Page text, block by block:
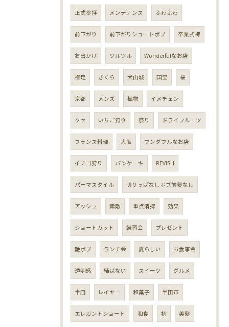
正式参拝 メンテナンス ふわふわ
前下がり 前下がりショートボブ 卒業式袴
お出かけ ツルツル Wonderfulなお店
襟足 さくら 犬山城 国宝 桜
京都 メンズ 植物 イメチェン
クセ いちご狩り 祭り ドライフルーツ
フランス料理 大阪 ワンダフルなお店
イチゴ狩り パンケーキ REVISH
パーマスタイル 切りっぱなしボブ前髪なし
アッシュ 素敵 重点清掃 効果
ショートカット 練習会 プレゼント
艶ボブ ランチ会 夏らしい お食事会
透明感 結ばない スイーツ グルメ
半田 レイヤー 和菓子 半田市
エレガントショート 和食 初 美髪